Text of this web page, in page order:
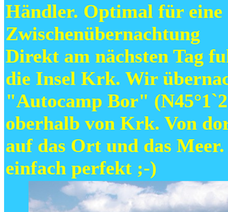
Händler. Optimal für eine
Zwischenübernachtung
Direkt am nächsten Tag
die Insel Krk. Wir
"Autocamp Bor"
oberhalb von Krk. Von
auf das Ort und das
einfach perfekt ;-)